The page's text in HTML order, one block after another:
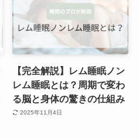
【完全解説】レム睡眠ノン
レム睡眠とは？周期で変わ
る脳と身体の驚きの仕組み
2025年11月4日